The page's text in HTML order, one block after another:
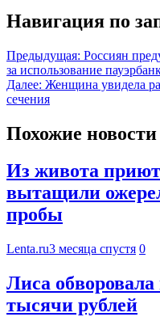
Навигация по
Предыдущая: Россиян
за использование
Далее: Женщина увидела
сечения
Похожие новости
Из живота
вытащили
пробы
Lenta.ru3 месяца спустя 0
Лиса
тысячи рублей